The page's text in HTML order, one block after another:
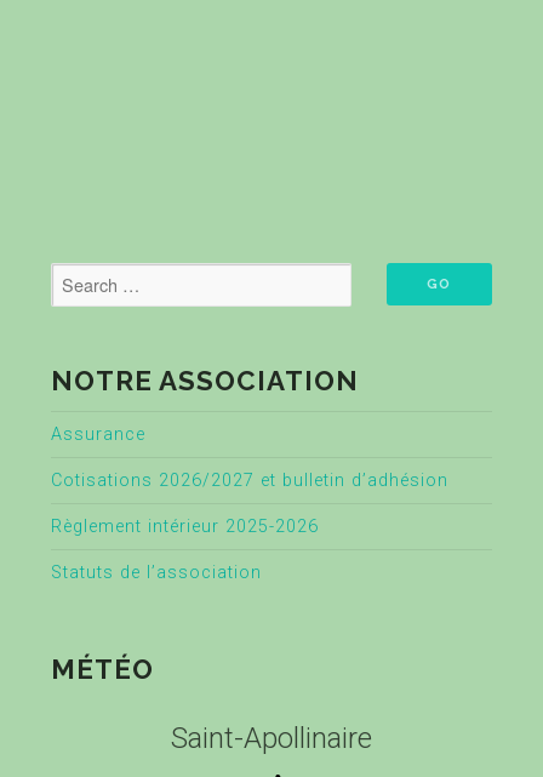
NOTRE ASSOCIATION
Assurance
Cotisations 2026/2027 et bulletin d’adhésion
Règlement intérieur 2025-2026
Statuts de l’association
MÉTÉO
Saint-Apollinaire